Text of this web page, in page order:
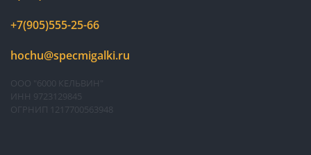
+7(905)555-25-66
hochu@specmigalki.ru
ООО "6000 КЕЛЬВИН"
ИНН 9723129845
ОГРНИП 1217700563948